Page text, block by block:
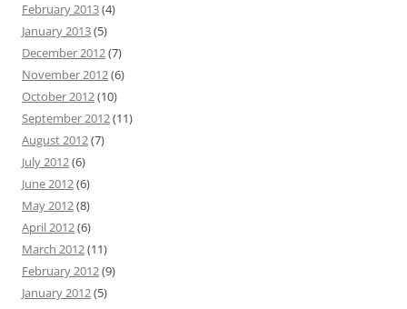
February 2013(4)
January 2013(5)
December 2012(7)
November 2012(6)
October 2012(10)
September 2012(11)
August 2012(7)
July 2012(6)
June 2012(6)
May 2012(8)
April 2012(6)
March 2012(11)
February 2012(9)
January 2012(5)